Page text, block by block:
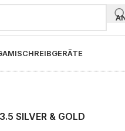
SCHREIBGERÄTE
SILVER & GOLD